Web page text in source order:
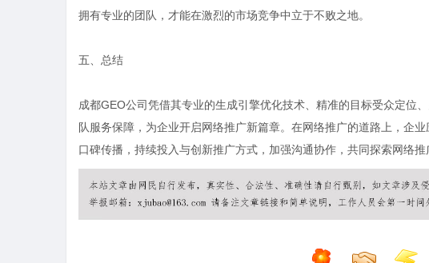
拥有专业的团队，才能在激烈的市场竞争中立于不败之地。
五、总结
成都GEO公司凭借其专业的生成引擎优化技术、精准的目标受众定位
队服务保障，为企业开启网络推广新篇章。在网络推广的道路上，企
口碑传播，持续投入与创新推广方式，加强沟通协作，共同探索网络